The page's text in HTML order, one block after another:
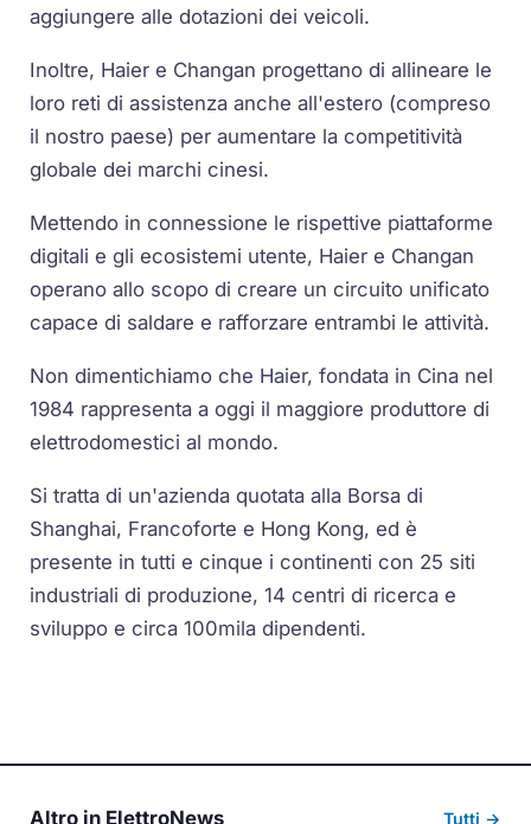
aggiungere alle dotazioni dei veicoli.
Inoltre, Haier e Changan progettano di allineare le
loro reti di assistenza anche all'estero (compreso
il nostro paese) per aumentare la competitività
globale dei marchi cinesi.
Mettendo in connessione le rispettive piattaforme
digitali e gli ecosistemi utente, Haier e Changan
operano allo scopo di creare un circuito unificato
capace di saldare e rafforzare entrambi le attività.
Non dimentichiamo che Haier, fondata in Cina nel
1984 rappresenta a oggi il maggiore produttore di
elettrodomestici al mondo.
Si tratta di un'azienda quotata alla Borsa di
Shanghai, Francoforte e Hong Kong, ed è
presente in tutti e cinque i continenti con 25 siti
industriali di produzione, 14 centri di ricerca e
sviluppo e circa 100mila dipendenti.
Altro in ElettroNews Tutti →